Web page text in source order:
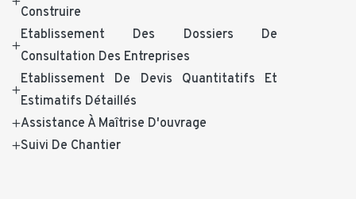
Construire
Etablissement Des Dossiers De
Consultation Des Entreprises
Etablissement De Devis Quantitatifs Et
Estimatifs Détaillés
Assistance À Maîtrise D'ouvrage
Suivi De Chantier